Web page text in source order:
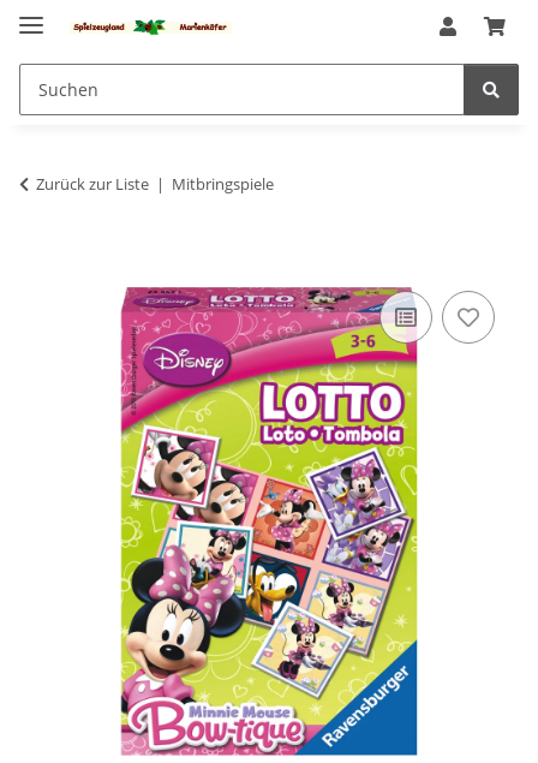
Zurück zur Liste Mitbringspiele